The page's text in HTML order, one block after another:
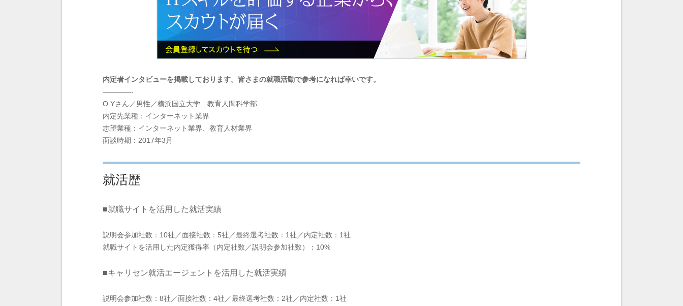
内定者インタビューを掲載しております。皆さまの就職活動で参考になれば幸いです。
————-
O.Yさん／男性／横浜国立大学 教育人間科学部
内定先業種：インターネット業界
志望業種：インターネット業界、教育人材業界
面談時期：2017年3月
就活歴
■就職サイトを活用した就活実績
説明会参加社数：10社／面接社数：5社／最終選考社数：1社／内定社数：1社
就職サイトを活用した内定獲得率（内定社数／説明会参加社数）：10%
■キャリセン就活エージェントを活用した就活実績
説明会参加社数：8社／面接社数：4社／最終選考社数：2社／内定社数：1社